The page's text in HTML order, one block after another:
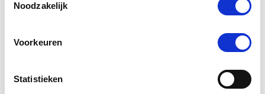
Noodzakelijk
Voorkeuren
Statistieken
Voor drachtige merries zijn supplementen met extra
gezondheid van zowel de merrie als het ongeboren
veulen te ondersteunen. Kies voor supplementen die
Hoe kan ik de vruchtbaarheid van mijn